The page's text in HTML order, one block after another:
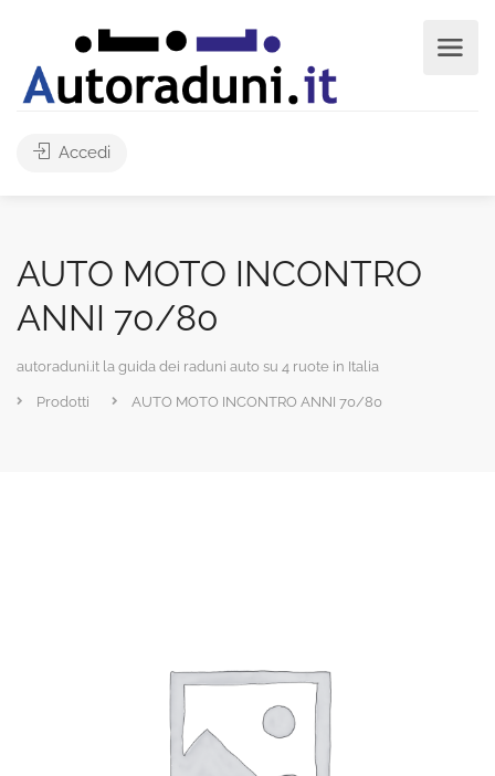
Accedi
AUTO MOTO INCONTRO
ANNI 70/80
autoraduni.it la guida dei raduni auto su 4 ruote in Italia
Prodotti AUTO MOTO INCONTRO ANNI 70/80